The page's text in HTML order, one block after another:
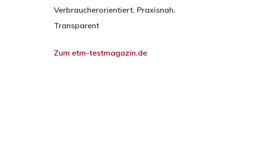
Verbraucherorientiert. Praxisnah.
Transparent
Zum etm-testmagazin.de